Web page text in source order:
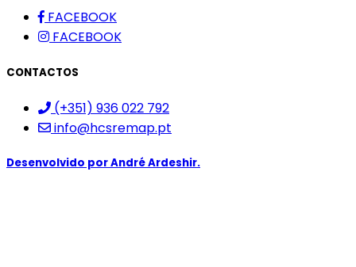
FACEBOOK
FACEBOOK
CONTACTOS
(+351) 936 022 792
info@hcsremap.pt
Desenvolvido porAndré Ardeshir.